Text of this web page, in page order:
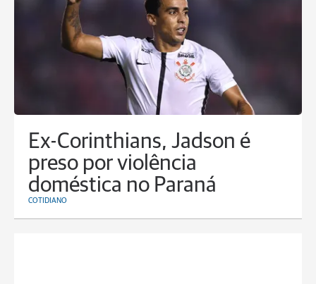
Ex-Corinthians, Jadson é
preso por violência
doméstica no Paraná
COTIDIANO